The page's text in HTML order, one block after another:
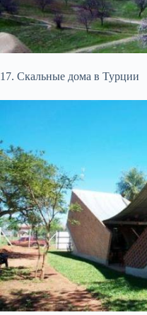
17. Скальные дома в Турции